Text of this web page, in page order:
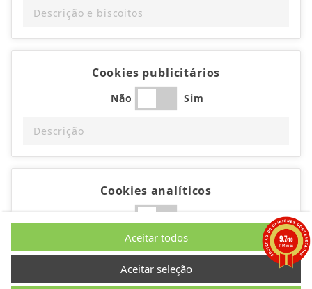
Descrição e biscoitos
Cookies publicitários
Não Sim
Descrição
Cookies analíticos
Não Sim
Descrição
Aceitar seleção
Aceitar todos 9.7/10
1194 notas